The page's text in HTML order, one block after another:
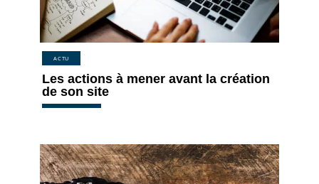
ACTU
Les actions à mener avant la création
de son site